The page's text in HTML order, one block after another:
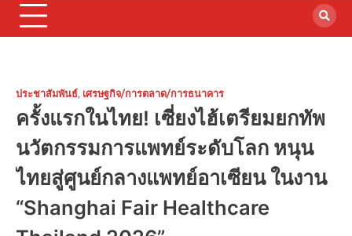
ประชาสัมพันธ์, เศรษฐกิจ/การตลาด/การธนาคาร
ครั้งแรกในไทย! เซี่ยงไฮ้เตรียมยกทัพ
นวัตกรรมการแพทย์ระดับโลก หนุน
ไทยสู่ศูนย์กลางแพทย์อาเซียน ในงาน
“Shanghai Fair Healthcare